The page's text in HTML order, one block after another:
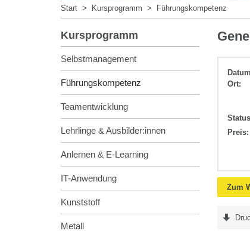
Start > Kursprogramm > Führungskompetenz
Kursprogramm
Selbstmanagement
Führungskompetenz
Teamentwicklung
Lehrlinge & Ausbilder:innen
Anlernen & E-Learning
IT-Anwendung
Kunststoff
Metall
Ort:
Preis:
Zum